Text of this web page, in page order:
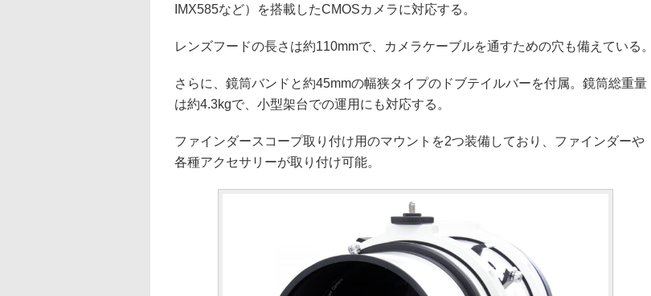
IMX585など）を搭載したCMOSカメラに対応する。
レンズフードの長さは約110mmで、カメラケーブルを通すための穴も備えている。
さらに、鏡筒バンドと約45mmの幅狭タイプのドブテイルバーを付属。鏡筒総重量
は約4.3kgで、小型架台での運用にも対応する。
ファインダースコープ取り付け用のマウントを2つ装備しており、ファインダーや
各種アクセサリーが取り付け可能。